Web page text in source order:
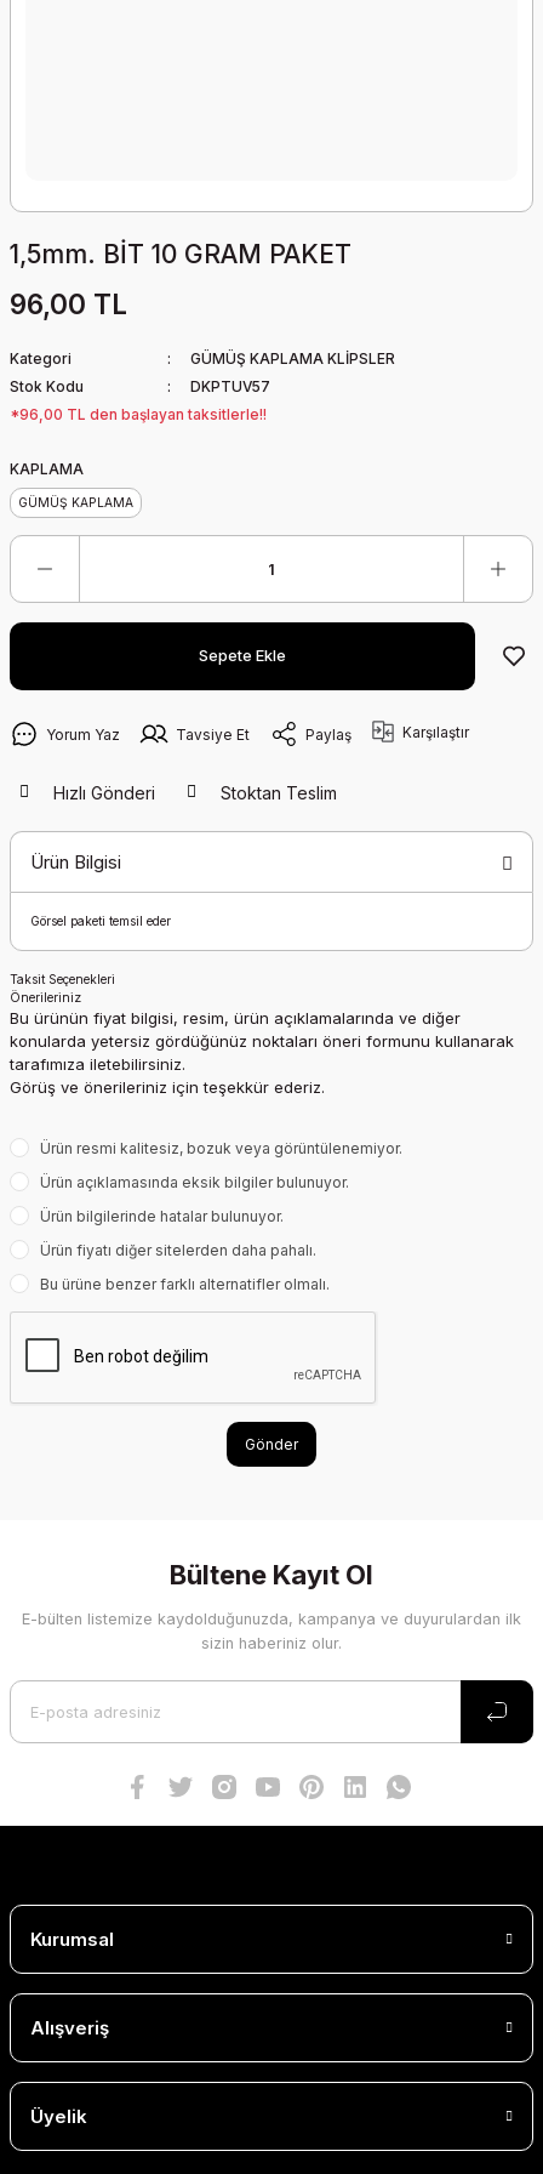
1,5mm. BİT 10 GRAM PAKET
96,00 TL
Kategori
GÜMÜŞ KAPLAMA KLİPSLER
Stok Kodu
DKPTUV57
*96,00 TL den başlayan taksitlerle!!
KAPLAMA
GÜMÜŞ KAPLAMA
Sepete Ekle
Yorum Yaz Tavsiye Et Paylaş Karşılaştır
Hızlı Gönderi Stoktan Teslim
Ürün Bilgisi
Görsel paketi temsil eder
Taksit Seçenekleri
Önerileriniz
Bu ürünün fiyat bilgisi, resim, ürün açıklamalarında ve diğer
konularda yetersiz gördüğünüz noktaları öneri formunu kullanarak
tarafımıza iletebilirsiniz.
Görüş ve önerileriniz için teşekkür ederiz.
Ürün resmi kalitesiz, bozuk veya görüntülenemiyor.
Ürün açıklamasında eksik bilgiler bulunuyor.
Ürün bilgilerinde hatalar bulunuyor.
Ürün fiyatı diğer sitelerden daha pahalı.
Bu ürüne benzer farklı alternatifler olmalı.
Gönder
Bültene Kayıt Ol
E-bülten listemize kaydolduğunuzda, kampanya ve duyurulardan ilk
sizin haberiniz olur.
Kurumsal
Alışveriş
Üyelik